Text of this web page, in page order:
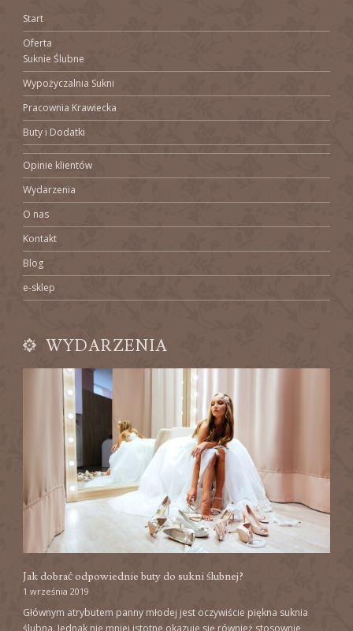
Start
Oferta
Suknie Ślubne
Wypożyczalnia Sukni
Pracownia Krawiecka
Buty i Dodatki
Opinie klientów
Wydarzenia
O nas
Kontakt
Blog
e-sklep
WYDARZENIA
Jak dobrać odpowiednie buty do sukni ślubnej?
1 września 2019
Głównym atrybutem panny młodej jest oczywiście piękna suknia
ślubna. Jednak nie mniej istotne okazuje się również stosownie